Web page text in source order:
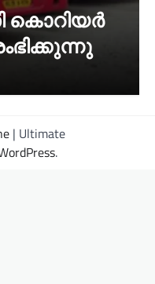
| Ultimate
.